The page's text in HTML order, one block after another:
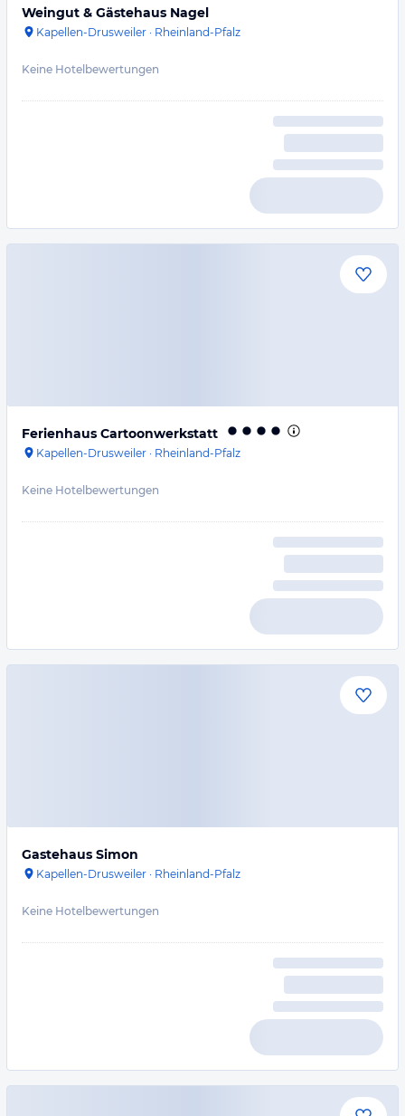
Weingut & Gästehaus Nagel
Kapellen-Drusweiler · Rheinland-Pfalz
Keine Hotelbewertungen
Ferienhaus Cartoonwerkstatt
Kapellen-Drusweiler · Rheinland-Pfalz
Keine Hotelbewertungen
Gastehaus Simon
Kapellen-Drusweiler · Rheinland-Pfalz
Keine Hotelbewertungen